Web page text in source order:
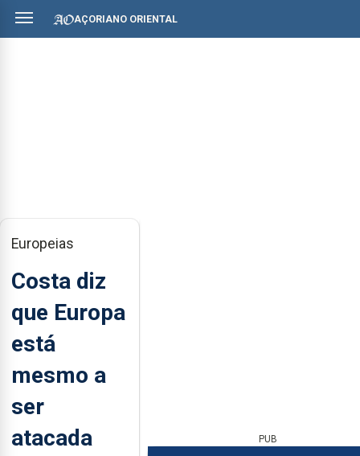
AÇORIANO ORIENTAL
Europeias
Costa diz
que Europa
está
mesmo a
ser
atacada
PUB